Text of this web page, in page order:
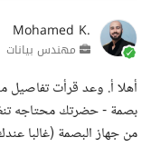
Mohamed K.
مهندس بيانات
أهلا أ. وعد قرأت
بصمة - حضرتك محتاجه
من جهاز البصمة (غالبا